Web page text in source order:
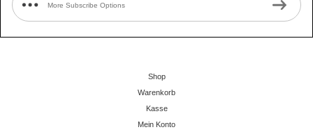
More Subscribe Options
Shop
Warenkorb
Kasse
Mein Konto